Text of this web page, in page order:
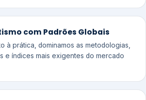
com Padrões Globais
à prática, dominamos as metodologias,
e índices mais exigentes do mercado